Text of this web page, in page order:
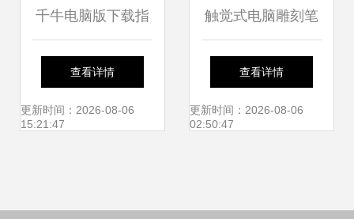
千牛电脑版下载指
南 2019最新官方
版获取与网络技术
查看详情
更新时间：2026-08-06
15:21:47
触觉式电脑雕刻笔
福平科技引领的数
字雕刻新纪元
查看详情
更新时间：2026-08-06
02:50:47